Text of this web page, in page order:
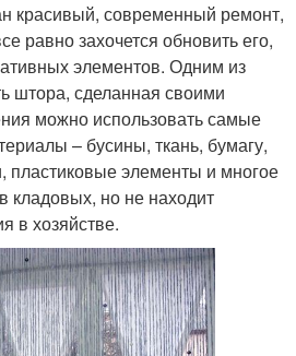
красивый, современный ремонт,
равно захочется обновить его,
элементов. Одним из
штора, сделанная своими
можно использовать самые
– бусины, ткань, бумагу,
пластиковые элементы и многое
кладовых, но не находит
в хозяйстве.